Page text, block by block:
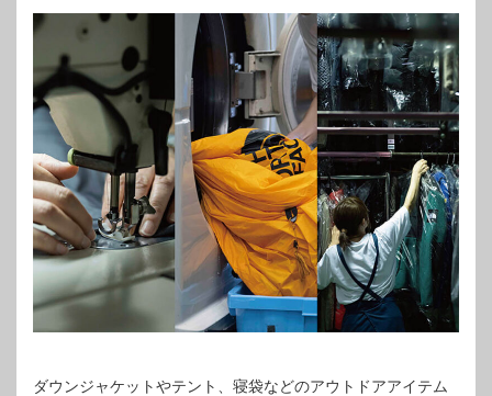
ダウンジャケットやテント、寝袋などのアウトドアアイテム